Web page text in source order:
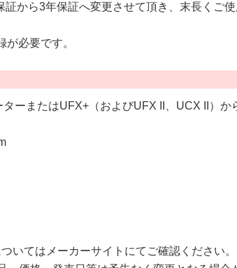
から3年保証へ変更させて頂き、末長くご
必要です。
ーまたはUFX+（およびUFX II、UCX II）か
いてはメーカーサイトにてご確認ください。